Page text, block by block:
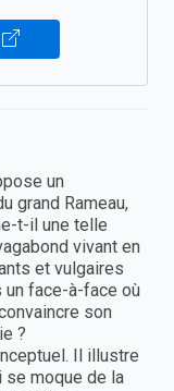
un
grand Rameau,
t-il une telle
vivant en
et vulgaires
un face-à-face où
son
?
Il illustre
se moque de la